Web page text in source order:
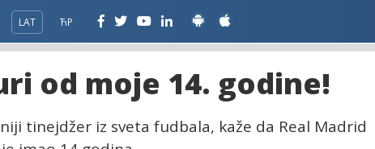
LAT ЋР
od moje 14. godine!
tinejdžer iz sveta fudbala, kaže da Real Madrid